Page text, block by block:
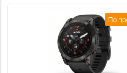
По
чтобы ответить на все